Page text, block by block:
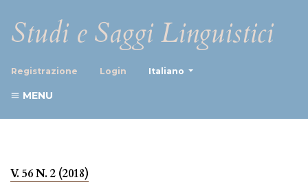
Studi e Saggi Linguistici
Registrazione Login Italiano
MENU
V. 56 N. 2 (2018)